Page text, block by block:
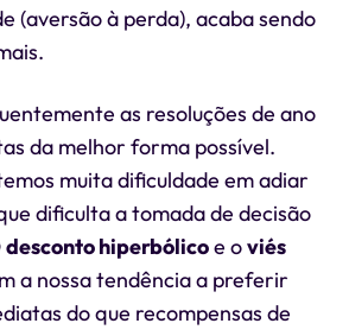
(aversão à perda), acaba sendo
as resoluções de ano
da melhor forma possível.
muita dificuldade em adiar
dificulta a tomada de decisão
desconto hiperbólicoe oviés
a nossa tendência a preferir
do que recompensas de